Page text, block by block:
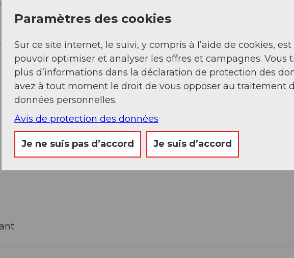
Paramètres des cookies
Sur ce site internet, le suivi, y compris à l’aide de cookies,
pouvoir optimiser et analyser les offres et campagnes. Vous
plus d’informations dans la déclaration de protection des
avez à tout moment le droit de vous opposer au traitement
données personnelles.
Avis de protection des données
Je ne suis pas d’accord Je suis d’accord